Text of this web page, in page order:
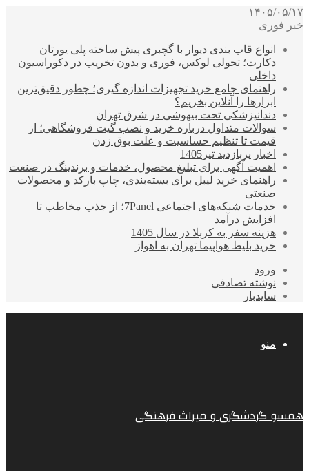
۱۴۰۵/۰۵/۱۷
خبر فوری
انواع قاب بندی دیوار با گچبری پیش ساخته پلی یورتان
دکارت؛ تحولی لوکس، فوری و بدون تخریب در دکوراسیون
داخلی
راهنمای جامع خرید تجهیزات اندازه گیری؛ چطور دقیق‌ترین
ابزارها را آنلاین بخریم؟
دندانپزشکی تحت بیهوشی در شرق تهران
سوالات متداول درباره خرید و نصب گیت فروشگاهی؛ از
قیمت تا تنظیم حساسیت و علت بوق زدن
اخبار پربازدید تیر1405
اهمیت آگهی برای تبلیغ محصول، خدمات و برندینگ در صنعت
راهنمای خرید لیبل برای بسته‌بندی، چاپ بارکد و محصولات
صنعتی
خدمات شبکه‌های اجتماعی 7Panel؛ از جذب مخاطب تا
افزایش درآمد
هزینه سفر به کربلا در سال 1405
خرید بلیط هواپیما تهران به اهواز
ورود
نوشته تصادفی
سایدبار
منو
همسو گردشگری و میراث فرهنگی